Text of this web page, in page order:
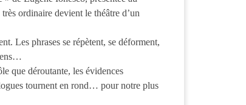
ordinaire devient le théâtre d’un
Les phrases se répètent, se déforment,
que déroutante, les évidences
tournent en rond… pour notre plus